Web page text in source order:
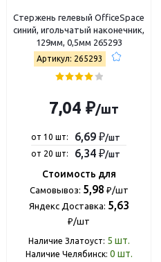
Стержень гелевый OfficeSpace
синий, игольчатый наконечник,
129мм, 0,5мм 265293
Артикул: 265293
7,04 ₽/шт
от 10 шт: 6,69 ₽/шт
от 20 шт:
6,34 ₽/шт
Стоимость для
Самовывоз: 5,98 ₽/шт
Яндекс Доставка: 5,63
₽/шт
Наличие Златоуст: 5 шт.
Наличие Челябинск: 0 шт.